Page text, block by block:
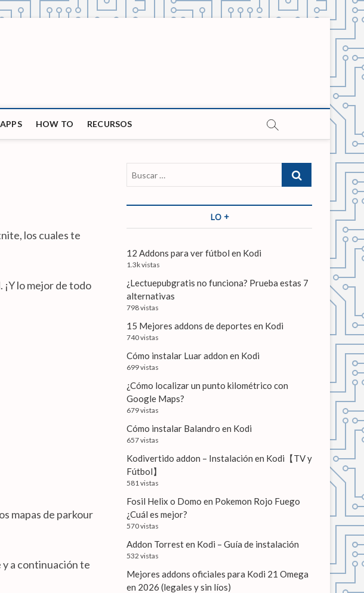
APPS HOW TO RECURSOS
los cuales te
lo mejor de todo
mapas de parkour
a continuación te
c
LO +
12 Addons para ver fútbol en Kodi
1.3k vistas
¿Lectuepubgratis no funciona? Prueba estas 7
alternativas
798 vistas
15 Mejores addons de deportes en Kodi
740 vistas
Cómo instalar Luar addon en Kodi
699 vistas
¿Cómo localizar un punto kilométrico con
Google Maps?
679 vistas
Cómo instalar Balandro en Kodi
657 vistas
Kodivertido addon – Instalación en Kodi【TV y
Fútbol】
581 vistas
Fosil Helix o Domo en Pokemon Rojo Fuego
¿Cuál es mejor?
570 vistas
Addon Torrest en Kodi – Guía de instalación
532 vistas
Mejores addons oficiales para Kodi 21 Omega
en 2026 (legales y sin líos)